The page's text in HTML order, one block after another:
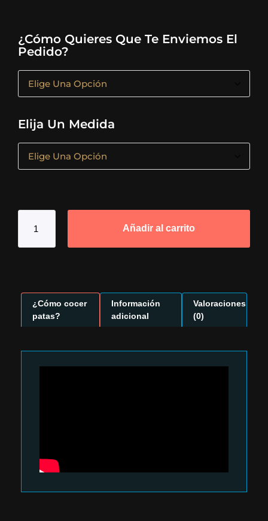
¿Cómo Quieres Que Te Enviemos El
Pedido?
Elija Un Medida
Añadir al carrito
¿Cómo cocer
patas?
Información
adicional
Valoraciones
(0)